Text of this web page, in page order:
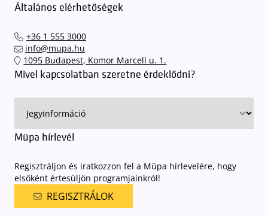
Általános elérhetőségek
+36 1 555 3000
info@mupa.hu
1095 Budapest, Komor Marcell u. 1.
Mivel kapcsolatban szeretne érdeklődni?
Müpa hírlevél
Regisztráljon és iratkozzon fel a Müpa hírlevelére, hogy
elsőként értesüljön programjainkról!
REGISZTRÁLOK